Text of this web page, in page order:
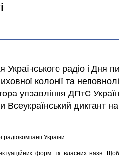
Українського радіо і Дня
колонії та
управління ДПтС
Всеукраїнський диктант
України.
форм та власних назв.